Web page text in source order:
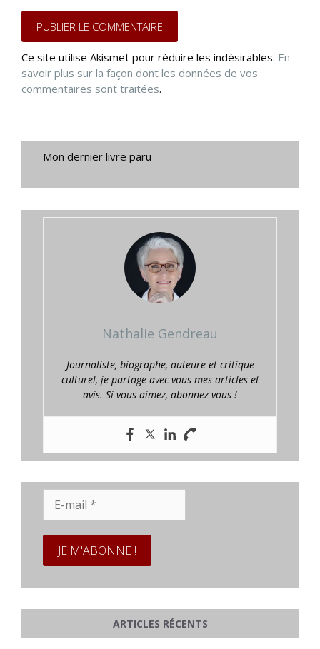
Ce site utilise Akismet pour réduire les indésirables. En
savoir plus sur la façon dont les données de vos
commentaires sont traitées.
Mon dernier livre paru
Nathalie Gendreau
Journaliste, biographe, auteure et critique
culturel, je partage avec vous mes articles et
avis. Si vous aimez, abonnez-vous !
mail
ARTICLES RÉCENTS